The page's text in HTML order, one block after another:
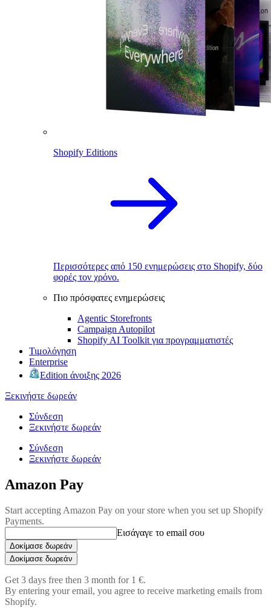
Shopify Editions
Περισσότερες από 150 ενημερώσεις στο Shopify, δύο
φορές τον χρόνο.
Πιο πρόσφατες ενημερώσεις
Agentic Storefronts
Campaign Autopilot
Shopify AI Toolkit για προγραμματιστές
Τιμολόγηση
Enterprise
Edition άνοιξης 2026
Ξεκινήστε δωρεάν
Σύνδεση
Ξεκινήστε δωρεάν
Σύνδεση
Ξεκινήστε δωρεάν
Amazon Pay
Start accepting Amazon Pay on your store when you set up Shopify
Payments.
Εισάγαγε το email σου
Δοκίμασε δωρεάν
Δοκίμασε δωρεάν
Get 3 days free then 3 month for 1 €.
By entering your email, you agree to receive marketing emails from
Shopify.